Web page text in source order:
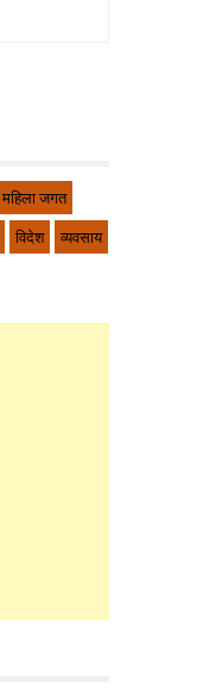
महिला जगत
विदेश
व्यवसाय